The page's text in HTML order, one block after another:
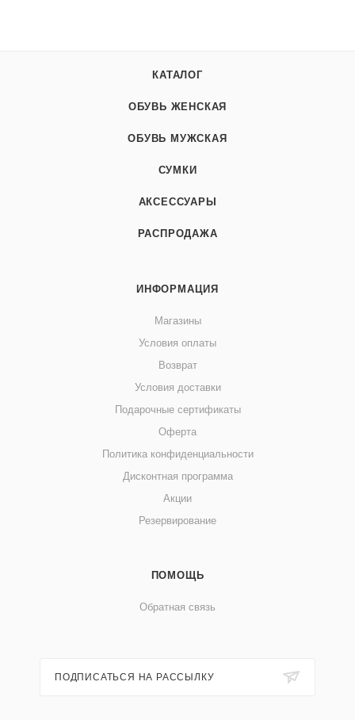
КАТАЛОГ
ОБУВЬ ЖЕНСКАЯ
ОБУВЬ МУЖСКАЯ
СУМКИ
АКСЕССУАРЫ
РАСПРОДАЖА
ИНФОРМАЦИЯ
Магазины
Условия оплаты
Возврат
Условия доставки
Подарочные сертификаты
Оферта
Политика конфиденциальности
Дисконтная программа
Акции
Резервирование
ПОМОЩЬ
Обратная связь
ПОДПИСАТЬСЯ НА РАССЫЛКУ